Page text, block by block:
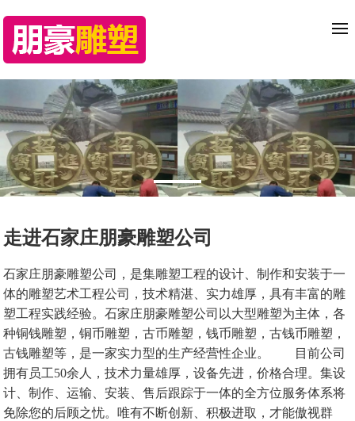
走进石家庄朋豪雕塑公司
石家庄朋豪雕塑公司，是集雕塑工程的设计、制作和安装于一
体的雕塑艺术工程公司，技术精湛、实力雄厚，具有丰富的雕
塑工程实践经验。石家庄朋豪雕塑公司以大型雕塑为主体，各
种铜钱雕塑，铜币雕塑，古币雕塑，钱币雕塑，古钱币雕塑，
古钱雕塑等，是一家实力型的生产经营性企业。 目前公司
拥有员工50余人，技术力量雄厚，设备先进，价格合理。集设
计、制作、运输、安装、售后跟踪于一体的全方位服务体系将
免除您的后顾之忧。唯有不断创新、积极进取，才能傲视群